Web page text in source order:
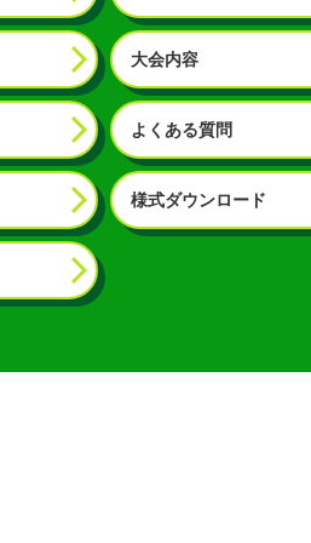
大会内容
よくある質問
様式ダウンロード